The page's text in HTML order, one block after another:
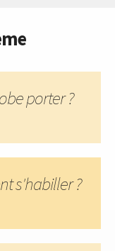
porter ?
s'habiller ?